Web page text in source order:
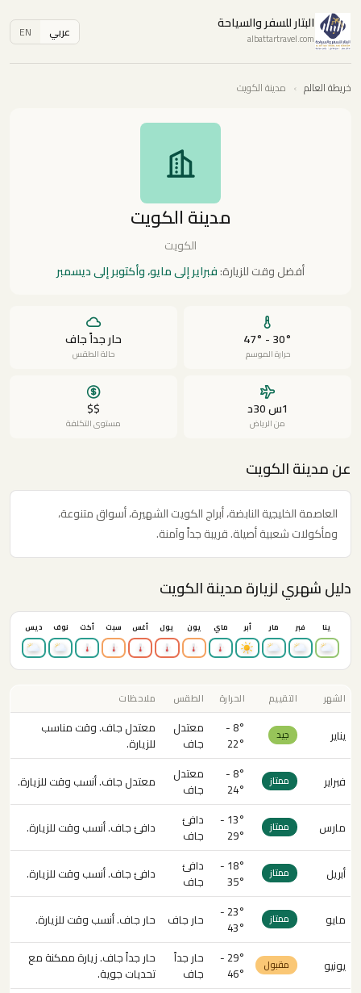
البتار للسفر والسياحة
albattartravel.com عربي EN
خريطة العالم › مدينة الكويت
مدينة الكويت
الكويت
أفضل وقت للزيارة:فبراير إلى مايو، وأكتوبر إلى ديسمبر
30° - 47°
حرارة الموسم
حار جداً جاف
حالة الطقس
1س 30د
من الرياض
$$
مستوى التكلفة
عن مدينة الكويت
العاصمة الخليجية النابضة، أبراج الكويت الشهيرة، أسواق متنوعة،
ومأكولات شعبية أصيلة. قريبة جداً وآمنة.
دليل شهري لزيارة مدينة الكويت
ينا فبر مار أبر ماي يون يول أغس سبت أكت نوف ديس
الشهر التقييم الحرارة الطقس ملاحظات
يناير جيد
8° -
22°
معتدل
جاف
معتدل جاف. وقت مناسب
للزيارة.
فبراير
ممتاز
8° -
24°
معتدل
جاف
معتدل جاف. أنسب وقت للزيارة.
مارس ممتاز
13° -
29°
دافئ
جاف
دافئ جاف. أنسب وقت للزيارة.
أبريل ممتاز
18° -
35°
دافئ
جاف
دافئ جاف. أنسب وقت للزيارة.
مايو ممتاز
23° -
43°
حار جاف حار جاف. أنسب وقت للزيارة.
يونيو مقبول
29° -
46°
حار جداً
جاف
حار جداً جاف. زيارة ممكنة مع
تحديات جوية.